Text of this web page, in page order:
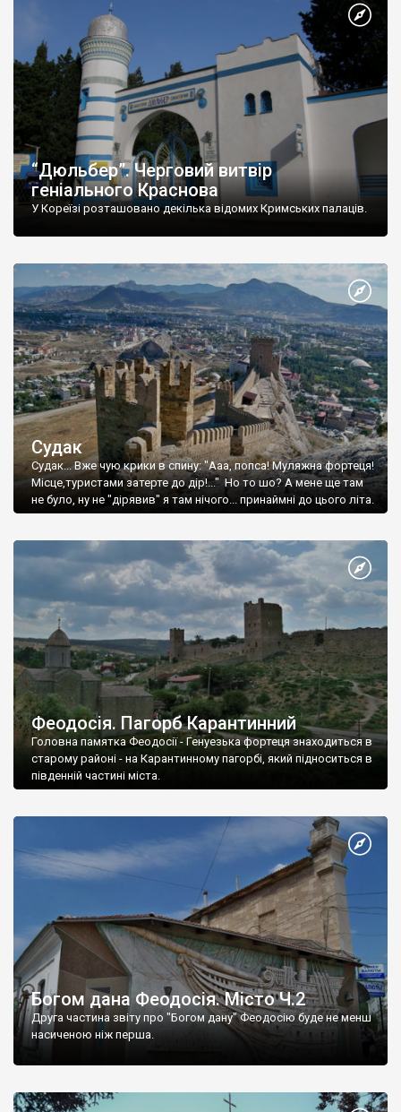
“Дюльбер”. Черговий витвір
геніального Краснова
У Кореїзі розташовано декілька відомих Кримських палаців.
Судак
Судак... Вже чую крики в спину: "Ааа, попса! Муляжна фортеця!
Місце,туристами затерте до дір!..." Но то шо? А мене ще там
не було, ну не "дірявив" я там нічого... принаймні до цього літа.
Феодосія. Пагорб Карантинний
Головна памятка Феодосії - Генуезька фортеця знаходиться в
старому районі - на Карантинному пагорбі, який підноситься в
південній частині міста.
Богом дана Феодосія. Місто Ч.2
Друга частина звіту про "Богом дану" Феодосію буде не менш
насиченою ніж перша.